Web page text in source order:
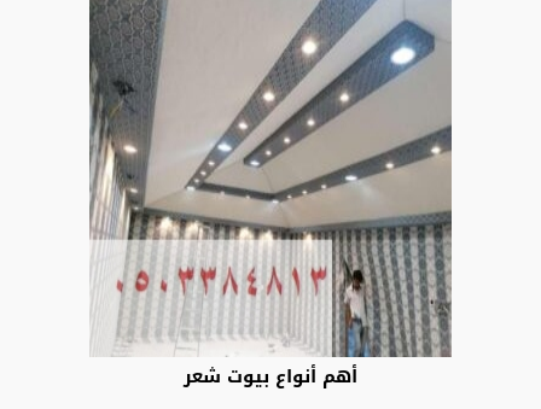
أهم أنواع بيوت شعر